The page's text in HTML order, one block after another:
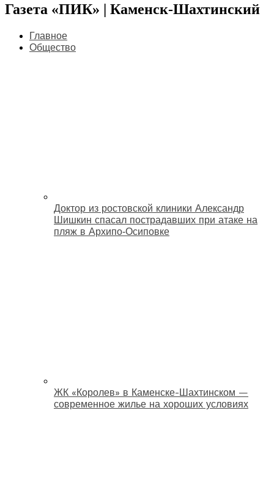
Газета «ПИК» | Каменск-Шахтинский
Главное
Общество
Доктор из ростовской клиники Александр
Шишкин спасал пострадавших при атаке на
пляж в Архипо‑Осиповке
ЖК «Королев» в Каменске-Шахтинском —
современное жилье на хороших условиях